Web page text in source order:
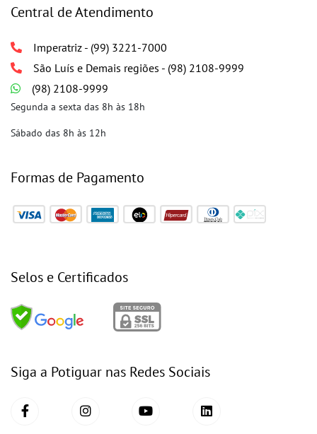
Central de Atendimento
Imperatriz - (99) 3221-7000
São Luís e Demais regiões - (98) 2108-9999
(98) 2108-9999
Segunda a sexta das 8h às 18h
Sábado das 8h às 12h
Formas de Pagamento
Selos e Certificados
Siga a Potiguar nas Redes Sociais